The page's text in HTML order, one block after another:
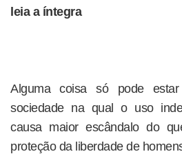
leia a íntegra
Alguma coisa só pode
sociedade na qual o uso
causa maior escândalo do
proteção da liberdade de